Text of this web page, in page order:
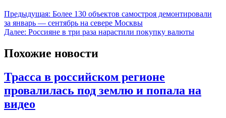
Предыдущая: Более 130 объектов самостроя демонтировали
за январь — сентябрь на севере Москвы
Далее: Россияне в три раза нарастили покупку валюты
Похожие новости
Трасса в российском регионе
провалилась под землю и попала на
видео